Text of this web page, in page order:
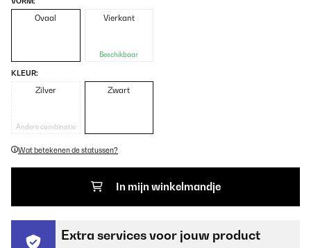
Ovaal Vierkant
Beschikbaar
KLEUR:
Zilver
Andere combinatie
Zwart
Wat betekenen de statussen?
In mijn winkelmandje
Extra services voor jouw product